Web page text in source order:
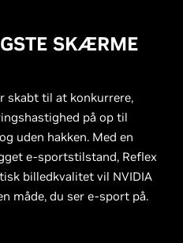
SKÆRME
skabt til at konkurrere,
på op til
uden hakken. Med en
e-sportstilstand, Reflex
billedkvalitet vil NVIDIA
måde, du ser e-sport på.